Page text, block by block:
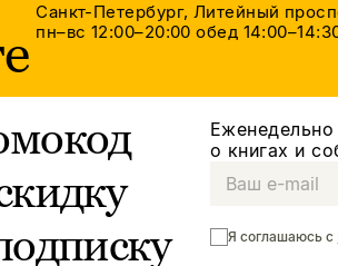
Санкт-Петербург, Литейный
пн–вс 12:00–20:00обед
о книгах и
Я соглашаюсь с